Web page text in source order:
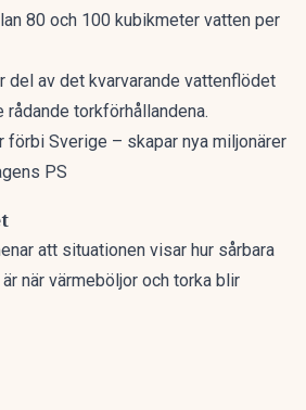
80 och 100 kubikmeter vatten per
del av det kvarvarande vattenflödet
rådande torkförhållandena.
förbi Sverige – skapar nya miljonärer
PS
att situationen visar hur sårbara
när värmeböljor och torka blir